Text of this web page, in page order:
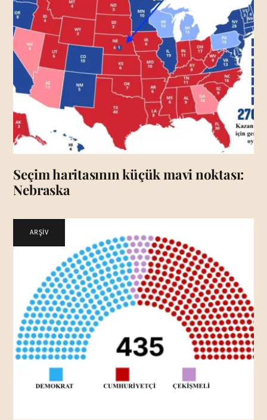
Seçim haritasının küçük mavi noktası:
Nebraska
ARŞİV